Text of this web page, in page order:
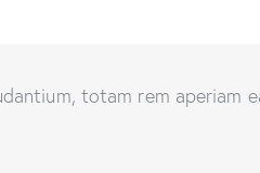
totam rem aperiam